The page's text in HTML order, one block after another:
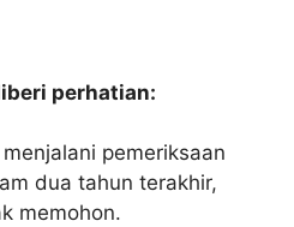
perhatian:
pemeriksaan
dua tahun terakhir,
memohon.